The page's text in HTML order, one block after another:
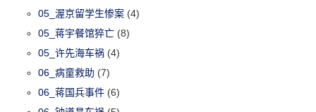
05_渥京留学生惨案 (4)
05_蒋宇餐馆猝亡 (8)
05_许先海车祸 (4)
06_病童救助 (7)
06_蒋国兵事件 (6)